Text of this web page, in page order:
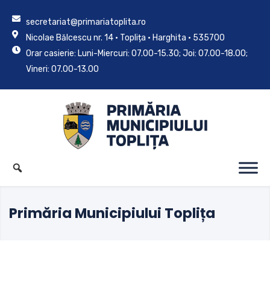
secretariat@primariatoplita.ro
Nicolae Bălcescu nr. 14 • Toplița • Harghita • 535700
Orar casierie: Luni-Miercuri: 07.00-15.30; Joi: 07.00-18.00;
Vineri: 07.00-13.00
Primăria Municipiului Toplița